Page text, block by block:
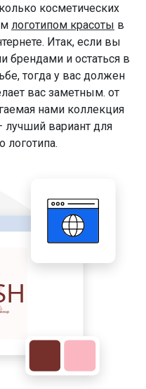
косметических
логотипом красоты в
Итак, если вы
брендами и остаться в
тогда у вас должен
вас заметным. от
нами коллекция
лучший вариант для
логотипа.